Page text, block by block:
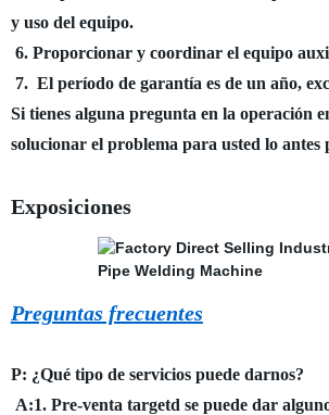
y uso del equipo.
6. Proporcionar y coordinar el equipo
7. El período de garantía es de un año,
Si tienes alguna pregunta en la operación
solucionar el problema para usted lo antes
Exposiciones
Preguntas frecuentes
P: ¿Qué tipo de servicios puede darnos?
A:1. Pre-venta targetd se puede dar